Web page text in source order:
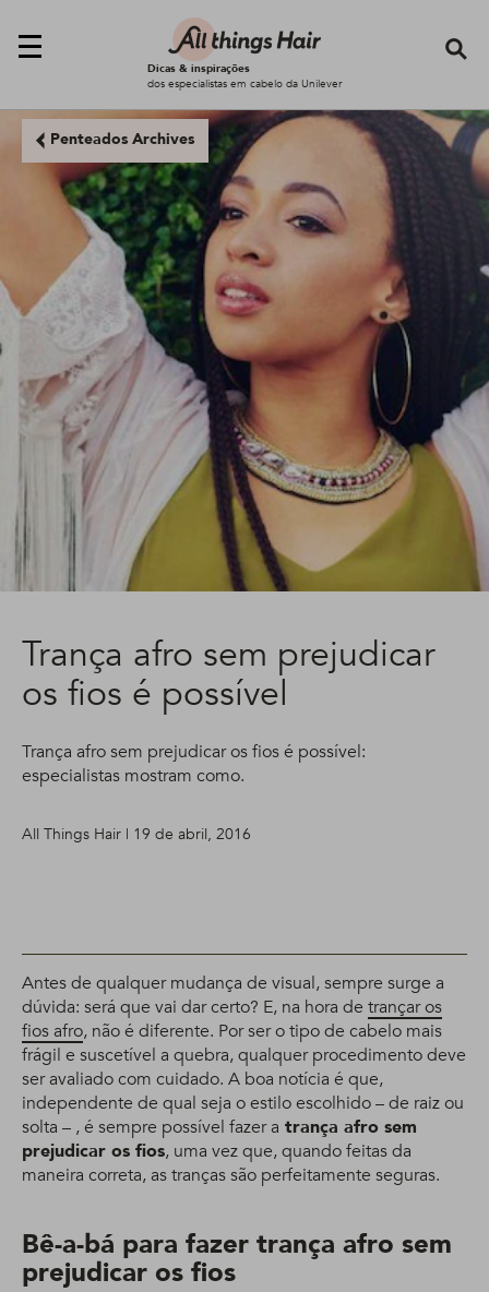
Dicas & inspirações
dos especialistas em cabelo da Unilever
Penteados Archives
Trança afro sem prejudicar
os fios é possível
Trança afro sem prejudicar os fios é possível:
especialistas mostram como.
All Things Hair | 19 de abril, 2016
Antes de qualquer mudança de visual, sempre surge a
dúvida: será que vai dar certo? E, na hora de trançar os
fios afro, não é diferente. Por ser o tipo de cabelo mais
frágil e suscetível a quebra, qualquer procedimento deve
ser avaliado com cuidado. A boa notícia é que,
independente de qual seja o estilo escolhido – de raiz ou
solta – , é sempre possível fazer a trança afro sem
prejudicar os fios, uma vez que, quando feitas da
maneira correta, as tranças são perfeitamente seguras.
Bê-a-bá para fazer trança afro sem
prejudicar os fios